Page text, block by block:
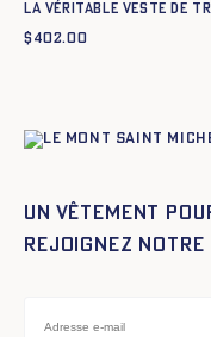
La Véritable Veste de
$402.00
Un vêtement
Rejoignez